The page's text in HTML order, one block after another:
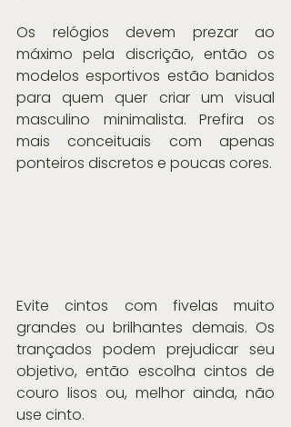
Os relógios devem prezar ao
máximo pela discrição, então os
modelos esportivos estão banidos
para quem quer criar um visual
masculino minimalista. Prefira os
mais conceituais com apenas
ponteiros discretos e poucas cores.
Evite cintos com fivelas muito
grandes ou brilhantes demais. Os
trançados podem prejudicar seu
objetivo, então escolha cintos de
couro lisos ou, melhor ainda, não
use cinto.